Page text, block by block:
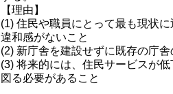
【理由】
(1) 住民や職員にとって最も現状
違和感がないこと
(2) 新庁舎を建設せずに既存の庁
(3) 将来的には、住民サービスが
図る必要があること